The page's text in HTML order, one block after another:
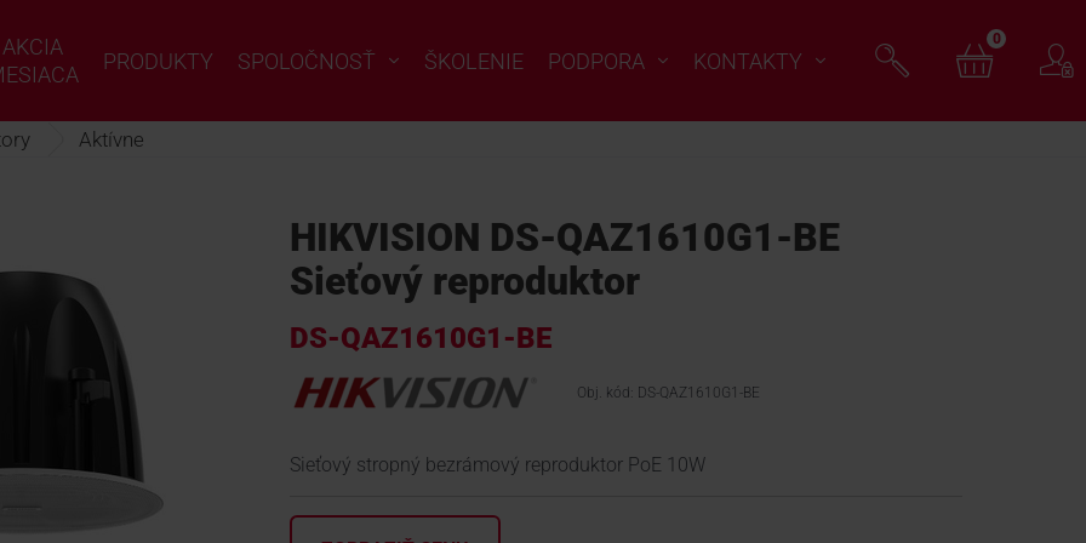
AKCIA
PRODUKTY SPOLOČNOSŤ ŠKOLENIE PODPORA KONTAKTY
0
Aktívne
HIKVISION DS-QAZ1610G1-BE
Sieťový reproduktor
DS-QAZ1610G1-BE
Obj. kód: DS-QAZ1610G1-BE
Sieťový stropný bezrámový reproduktor PoE 10W